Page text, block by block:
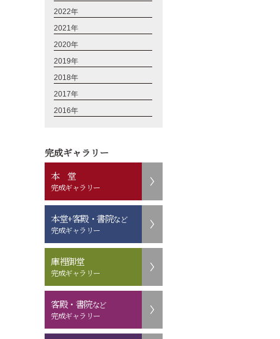
2022年
2021年
2020年
2019年
2018年
2017年
2016年
完成ギャラリー
本 堂
完成ギャラリー
本堂+客殿・書院など
完成ギャラリー
庫裡御堂
完成ギャラリー
客殿・書院など
完成ギャラリー